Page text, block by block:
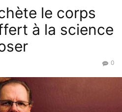
le corps
à la science
0